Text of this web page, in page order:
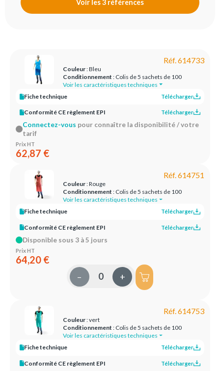
Voir les 3 références
Réf. 614733
Couleur: Bleu
Conditionnement : Colis de 5 sachets de 100
Voir les caractéristiques techniques
Fiche technique
Télécharger
Conformité CE règlement EPI Télécharger
Connectez-vous pour connaître la disponibilité / votre
tarif
Prix HT
62,87 €
Réf. 614751
Couleur: Rouge
Conditionnement : Colis de 5 sachets de 100
Voir les caractéristiques techniques
Fiche technique
Télécharger
Conformité CE règlement EPI Télécharger
Disponible sous 3 à 5 jours
Prix HT
64,20 €
– +
Réf. 614753
Couleur: vert
Conditionnement : Colis de 5 sachets de 100
Voir les caractéristiques techniques
Fiche technique
Télécharger
Conformité CE règlement EPI Télécharger